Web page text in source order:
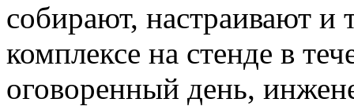
собирают, настраивают и
комплексе на стенде в
оговоренный день,